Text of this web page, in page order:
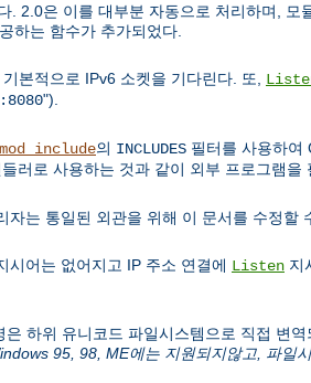
2.0은 이를 대부분 자동으로 처리하며, 모
하는 함수가 추가되었다.
본적으로 IPv6 소켓을 기다린다. 또,
").
mod_include의 INCLUDES 필터를 사용하여
러로 사용하는 것과 같이 외부 프로그램을
는 통일된 외관을 위해 이 문서를 수정할
시어는 없어지고 IP 주소 연결에 Listen 지
하위 유니코드 파일시스템으로 직접 변
95, 98, ME에는 지원되지않고, 파일